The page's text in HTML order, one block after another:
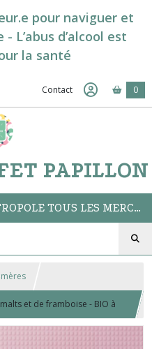
pour naviguer et
L’abus d’alcool est
la santé
Contact 0
PAPILLON
LIVRAISON BORDEAUX METROPOLE TOUS LES MERCREDIS // CLICK&COLLECT A LA BOUTIQUE DU BAR
et de framboise - BIO à